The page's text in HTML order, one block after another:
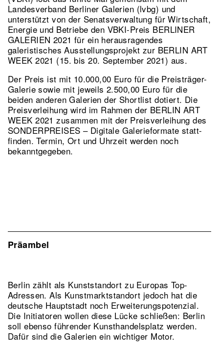
Landesverband Berliner Galerien (lvbg) und
unterstützt von der Senatsverwaltung für Wirtschaft,
Energie und Betriebe den VBKI-Preis BERLINER
GALERIEN 2021 für ein herausragendes
galeristisches Ausstellungsprojekt zur BERLIN ART
WEEK 2021 (15. bis 20. September 2021) aus.
Der Preis ist mit 10.000,00 Euro für die Preisträger-
Galerie sowie mit jeweils 2.500,00 Euro für die
beiden anderen Galerien der Shortlist dotiert. Die
Preisverleihung wird im Rahmen der BERLIN ART
WEEK 2021 zusammen mit der Preisverleihung des
SONDERPREISES – Digitale Galerieformate statt-
finden. Termin, Ort und Uhrzeit werden noch
bekanntgegeben.
Präambel
Berlin zählt als Kunststandort zu Europas Top-
Adressen. Als Kunstmarktstandort jedoch hat die
deutsche Hauptstadt noch Erweiterungspotenzial.
Die Initiatoren wollen diese Lücke schließen: Berlin
soll ebenso führender Kunsthandelsplatz werden.
Dafür sind die Galerien ein wichtiger Motor.